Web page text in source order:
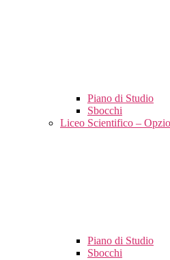
Piano di Studio
Sbocchi
Liceo Scientifico –
Piano di Studio
Sbocchi